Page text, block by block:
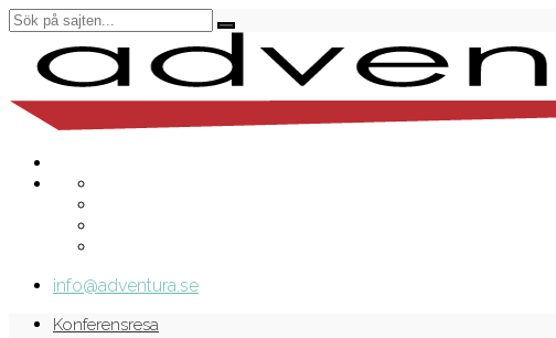
info@adventura.se
Konferensresa